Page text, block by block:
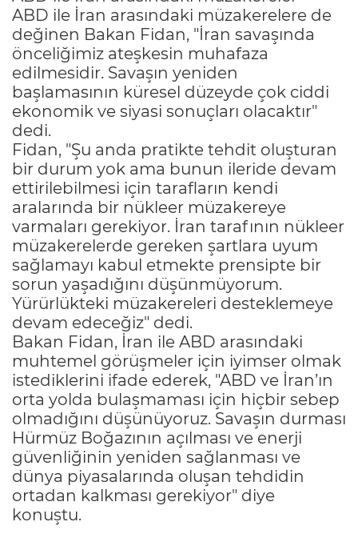
ABD ile İran arasındaki müzakerelere de
değinen Bakan Fidan, "İran savaşında
önceliğimiz ateşkesin muhafaza
edilmesidir. Savaşın yeniden
başlamasının küresel düzeyde çok ciddi
ekonomik ve siyasi sonuçları olacaktır"
dedi.
Fidan, "Şu anda pratikte tehdit oluşturan
bir durum yok ama bunun ileride devam
ettirilebilmesi için tarafların kendi
aralarında bir nükleer müzakereye
varmaları gerekiyor. İran tarafının nükleer
müzakerelerde gereken şartlara uyum
sağlamayı kabul etmekte prensipte bir
sorun yaşadığını düşünmüyorum.
Yürürlükteki müzakereleri desteklemeye
devam edeceğiz" dedi.
Bakan Fidan, İran ile ABD arasındaki
muhtemel görüşmeler için iyimser olmak
istediklerini ifade ederek, "ABD ve İran’ın
orta yolda bulaşmaması için hiçbir sebep
olmadığını düşünüyoruz. Savaşın durması
Hürmüz Boğazının açılması ve enerji
güvenliğinin yeniden sağlanması ve
dünya piyasalarında oluşan tehdidin
ortadan kalkması gerekiyor" diye
konuştu.